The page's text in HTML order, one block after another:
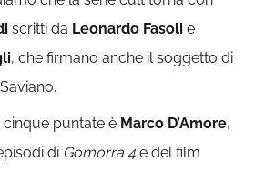
scritti da Leonardo Fasoli e
, che firmano anche il soggetto di
puntate è Marco D’Amore,
di Gomorra 4 e del film